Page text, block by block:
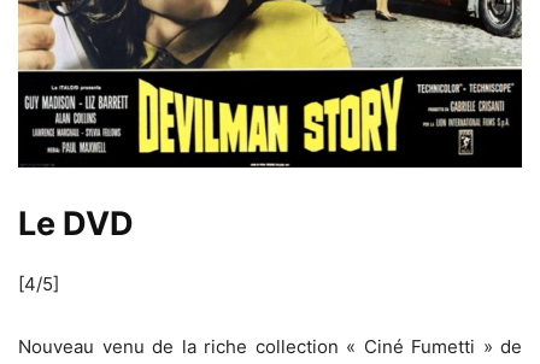
Le DVD
[4/5]
Nouveau venu de la riche collection « Ciné Fumetti » de